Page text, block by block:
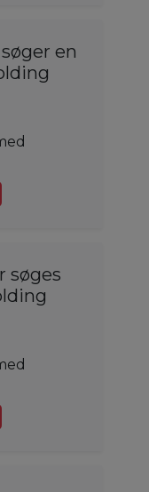
en
søges